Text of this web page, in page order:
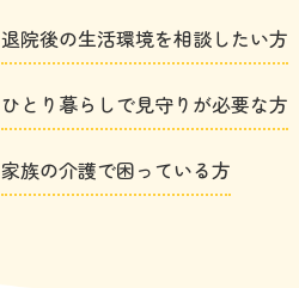
退院後の生活環境を相談したい方
ひとり暮らしで見守りが必要な方
家族の介護で困っている方